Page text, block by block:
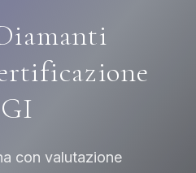
con valutazione